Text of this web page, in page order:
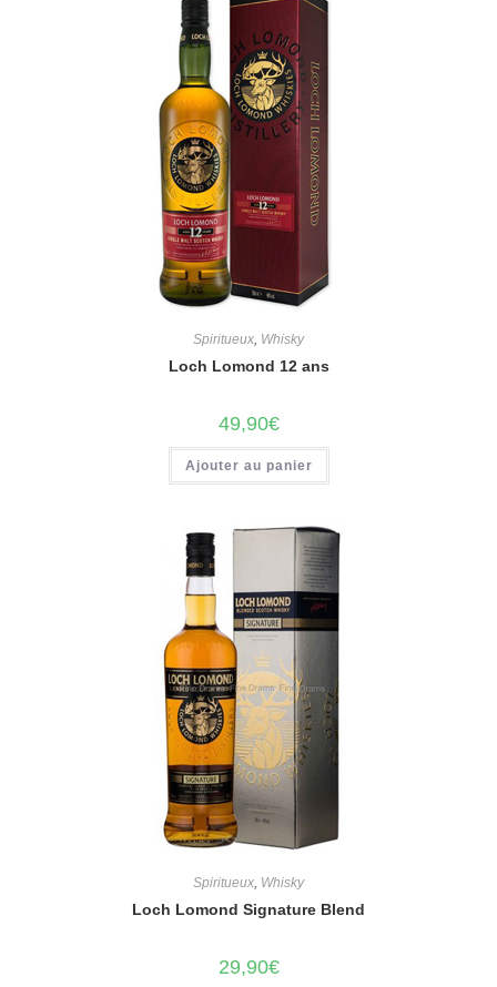
Spiritueux, Whisky
Loch Lomond 12 ans
49,90€
Ajouter au panier
Spiritueux Whisky
Loch Lomond Signature Blend
29,90€